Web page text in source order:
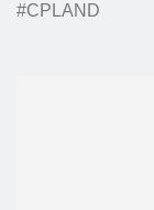
#CPLAND